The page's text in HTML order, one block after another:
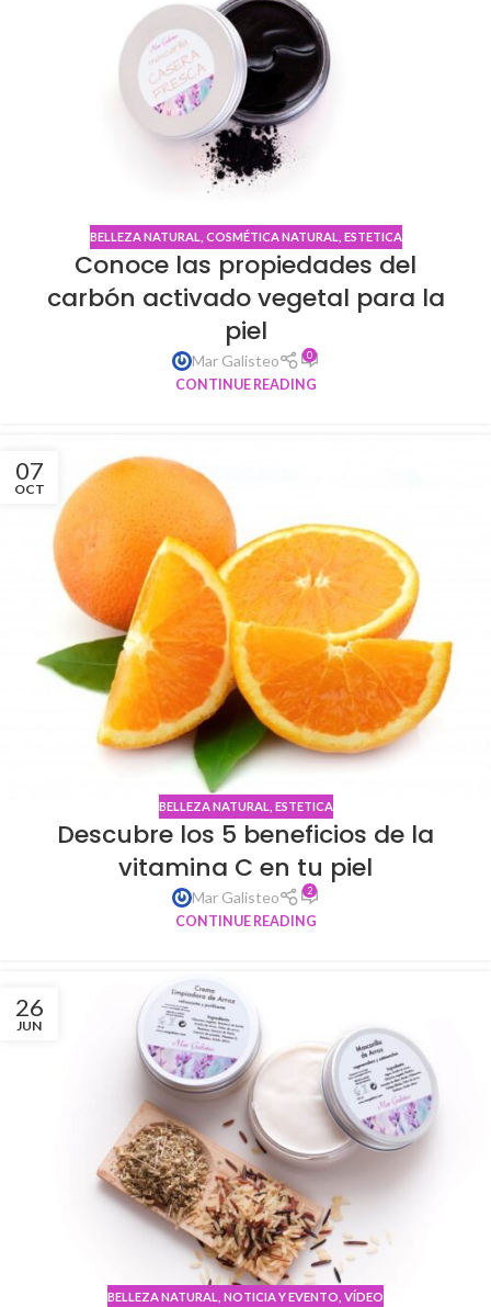
BELLEZA NATURAL COSMÉTICA NATURAL ESTETICA
Conoce las propiedades del
carbón activado vegetal para la
piel
Mar Galisteo 0
CONTINUE READING
07
OCT
BELLEZA NATURAL ESTETICA
Descubre los 5 beneficios de la
vitamina C en tu piel
Mar Galisteo 2
CONTINUE READING
26
JUN
BELLEZA NATURAL NOTICIA Y EVENTO VÍDEO